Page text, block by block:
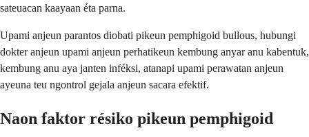
sateuacan kaayaan éta parna.
Upami anjeun parantos diobati pikeun pemphigoid bullous, hubungi
dokter anjeun upami anjeun perhatikeun kembung anyar anu kabentuk,
kembung anu aya janten inféksi, atanapi upami perawatan anjeun
ayeuna teu ngontrol gejala anjeun sacara efektif.
Naon faktor résiko pikeun pemphigoid